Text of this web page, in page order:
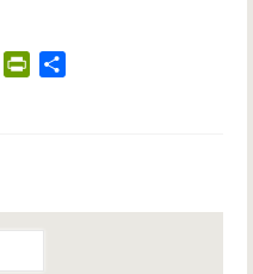
Gmail PrintFriendly